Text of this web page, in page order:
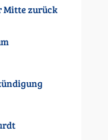
Mitte zurück